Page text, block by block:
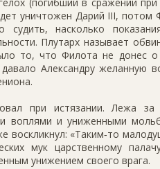
уничтожен Дарий III, потом
судить, насколько
Плутарх называет
то, что Филота не донес
Александру желанную
при истязании. Лежа
воплями и униженными
воскликнул: «Таким‑то
мук царственному
унижением своего врага.